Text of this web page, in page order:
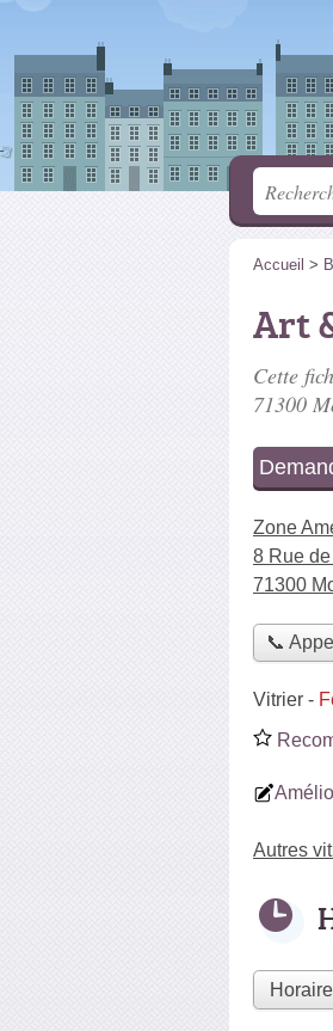
Accueil >
Art
Cette
71300
Zone
8 Rue
71300
📞
Vitrier -
Autres